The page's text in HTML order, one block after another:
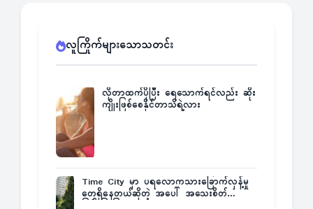
လူကြိုက်များသောသတင်း
လိုတာထက်ပိုပြီး ရေသောက်ရင်လည်း ဆိုး
ကျိုးဖြစ်စေနိုင်တာသိရဲ့လား
Time City မှာ ပရလောကသားခြောက်လှန့်မှု
တွေရှိနေတယ်ဆိုတဲ့ အပေါ် အသေးစိတ်